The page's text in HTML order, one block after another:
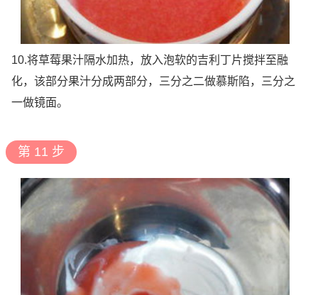
10.将草莓果汁隔水加热，放入泡软的吉利丁片搅拌至融
化，该部分果汁分成两部分，三分之二做慕斯陷，三分之
一做镜面。
第 11 步